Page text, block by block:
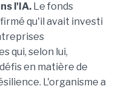
l'IA.Le fonds
qu'il avait investi
qui, selon lui,
en matière de
L'organisme a